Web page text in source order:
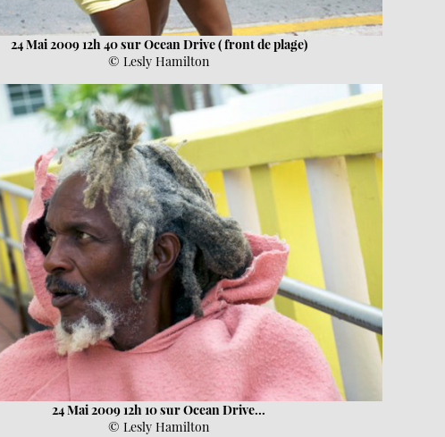
24 Mai 2009 12h 40 sur Ocean Drive ( front de plage)
© Lesly Hamilton
24 Mai 2009 12h 10 sur Ocean Drive...
© Lesly Hamilton